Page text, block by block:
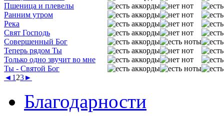
Пшеница и плевелы
Ранним утром
Река
Свят Господь
Совершенный Бог
Теперь рядом Ты
Только одно звучит во мне
Ты - Святой Бог
◄ 1 23►
Благодарности